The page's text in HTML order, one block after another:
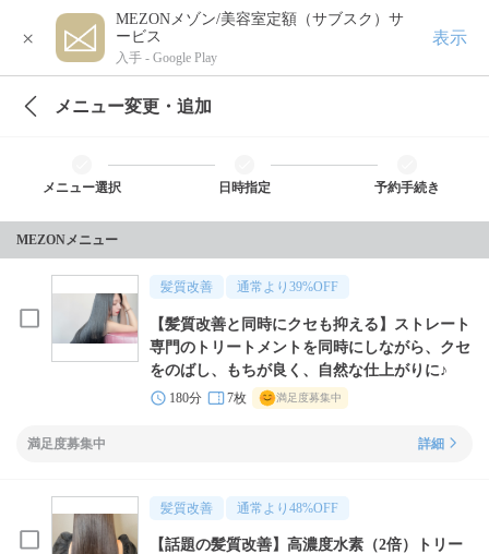
×
MEZONメゾン/美容室定額（サブスク）サ
ービス
入手 - Google Play
表示
メニュー変更・追加
メニュー選択 日時指定 予約手続き
MEZONメニュー
髪質改善 通常より 39%OFF
【髪質改善と同時にクセも抑える】ストレート
専門のトリートメントを同時にしながら、クセ
をのばし、もちが良く、自然な仕上がりに♪
180分 7枚 満足度募集中
満足度募集中 詳細
髪質改善 通常より 48%OFF
【話題の髪質改善】高濃度水素（2倍）トリー